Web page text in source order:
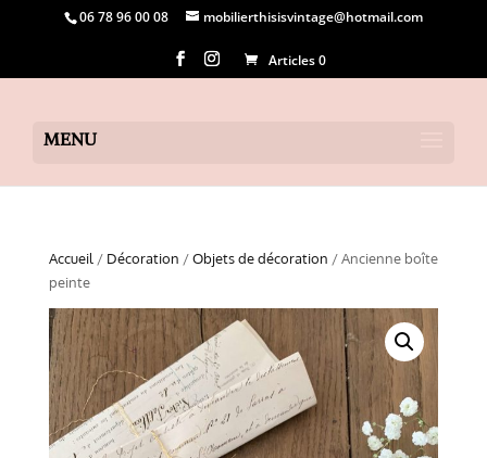
06 78 96 00 08 mobilierthisisvintage@hotmail.com
Articles 0
Accueil / Décoration /Objets de décoration / Ancienne boîte
peinte